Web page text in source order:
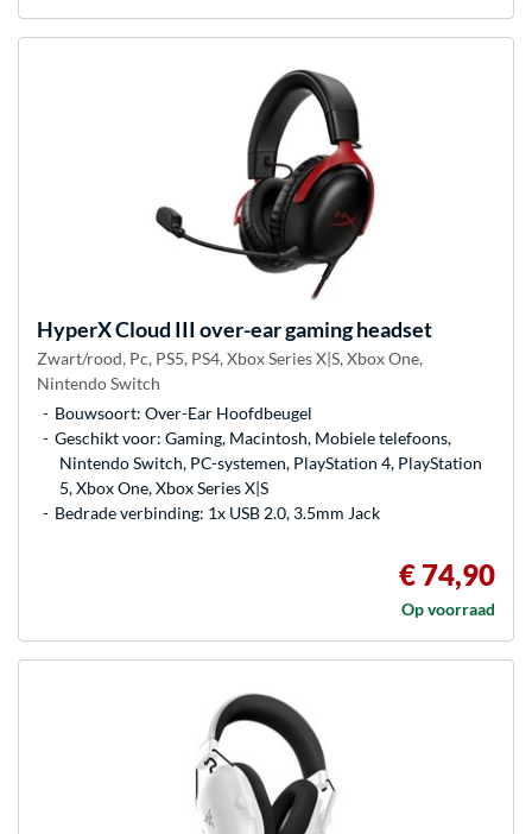
HyperXCloud III over-ear gaming headset
Zwart/rood, Pc, PS5, PS4, Xbox Series X|S, Xbox One,
Nintendo Switch
Bouwsoort: Over-Ear Hoofdbeugel
Geschikt voor: Gaming, Macintosh, Mobiele telefoons,
Nintendo Switch, PC-systemen, PlayStation 4, PlayStation
5, Xbox One, Xbox Series X|S
Bedrade verbinding: 1x USB 2.0, 3.5mm Jack
€ 74,90
Op voorraad